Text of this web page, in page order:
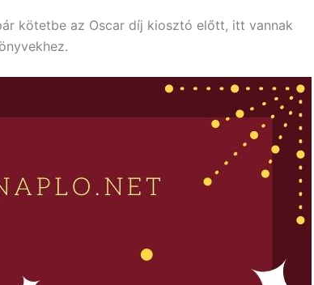
kötetbe az Oscar díj kiosztó előtt, itt vannak